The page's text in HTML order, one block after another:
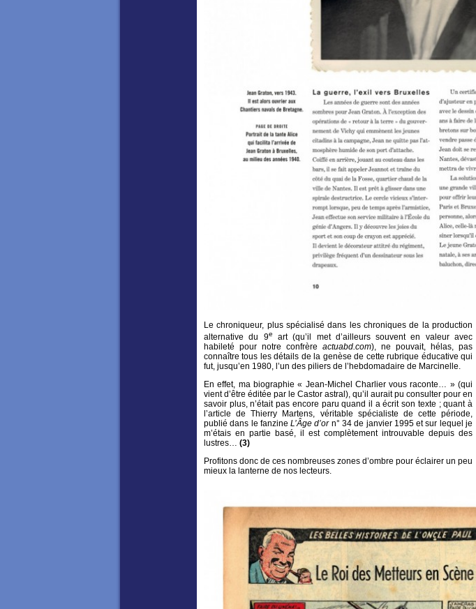
Le chroniqueur, plus spécialisé dans les chroniques de la production
alternative du 9e
art (qu’il met d’ailleurs souvent en valeur avec
habileté pour notre confrère actuabd.com), ne pouvait, hélas, pas
connaître tous les détails de la genèse de cette rubrique éducative qui
fut, jusqu’en 1980, l’un des piliers de l’hebdomadaire de Marcinelle.
En effet, ma biographie « Jean-Michel Charlier vous raconte… » (qui
vient d’être éditée par le Castor astral), qu’il aurait pu consulter pour en
savoir plus, n’était pas encore paru quand il a écrit son texte ; quant à
l’article de Thierry Martens, véritable spécialiste de cette période,
publié dans le fanzineL’Âge d’orn° 34 de janvier 1995 et sur lequel je
m’étais en partie basé, il est complètement introuvable depuis des
lustres… (3)
Profitons donc de ces nombreuses zones d’ombre pour éclairer un peu
mieux la lanterne de nos lecteurs.